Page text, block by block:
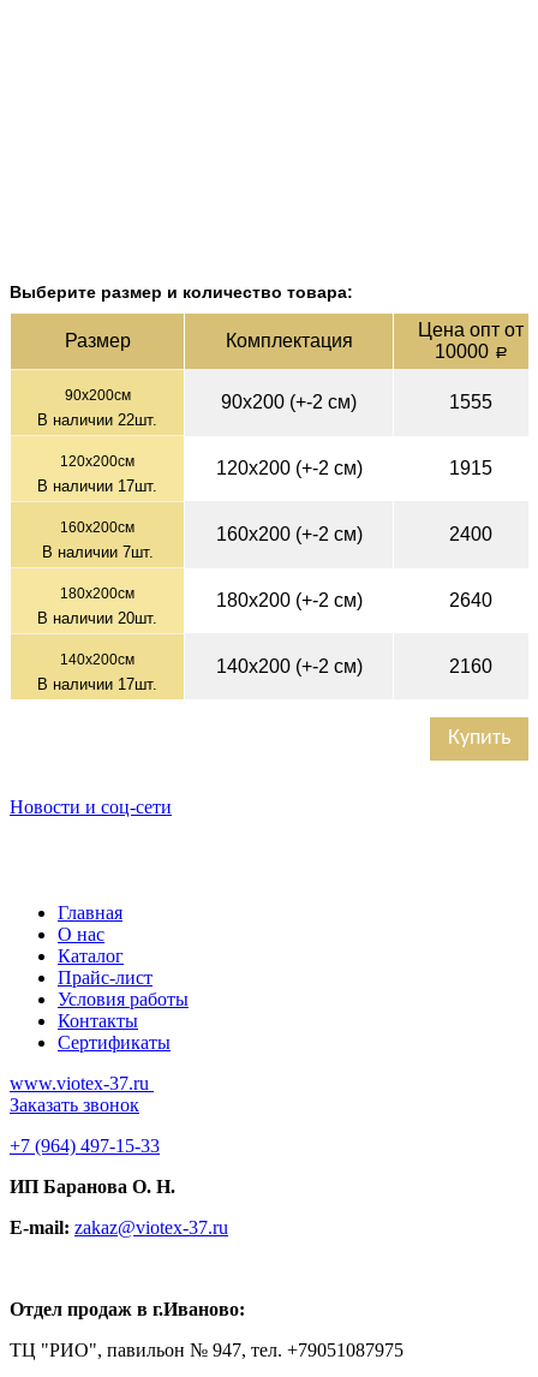
Выберите размер и количество товара:
Раз­мер Ком­плек­тация
Цена опт от
10000 a
90х200см
В наличии 22шт.
90х200 (+-2 см) 1555
120x200см
В наличии 17шт.
120х200 (+-2 см) 1915
160х200см
В наличии 7шт.
160х200 (+-2 см) 2400
180х200см
В наличии 20шт.
180х200 (+-2 см) 2640
140x200см
В наличии 17шт.
140х200 (+-2 см) 2160
Купить
Новости и соц-сети
Главная
О нас
Каталог
Прайс-лист
Условия работы
Контакты
Сертификаты
www.viotex-37.ru
Заказать звонок
+7 (964) 497-15-33
ИП Баранова О. Н.
E-mail: zakaz@viotex-37.ru
Отдел продаж в г.Иваново:
ТЦ "РИО", павильон № 947, тел. +79051087975